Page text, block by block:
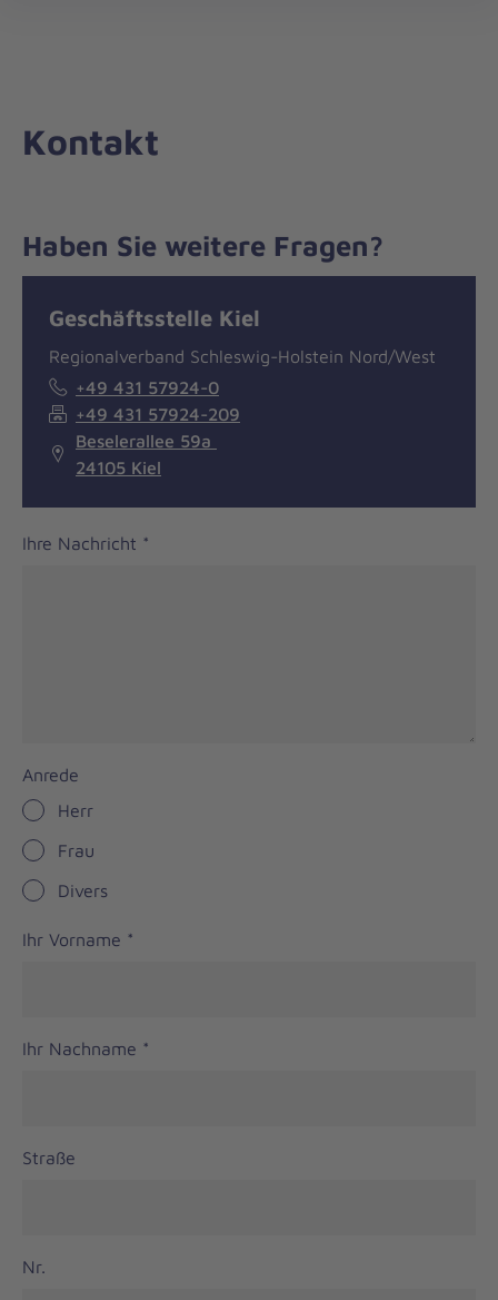
zum
Kontakt
Haben Sie weitere Fragen?
Geschäftsstelle Kiel
Regionalverband Schleswig-Holstein Nord/West
+49 431 57924-0
+49 431 57924-209
Beselerallee 59a
24105 Kiel
Ihre Nachricht *
Anrede
Herr
Frau
Divers
Ihr Vorname *
Ihr Nachname *
Straße
Nr.